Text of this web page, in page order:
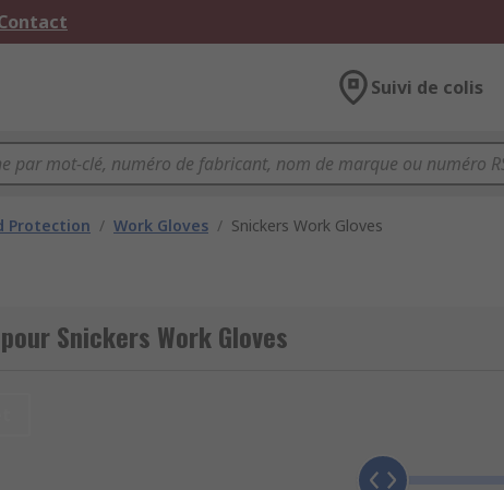
Suivi de colis
Protection / Work Gloves / Snickers Work Gloves
Snickers Work Gloves